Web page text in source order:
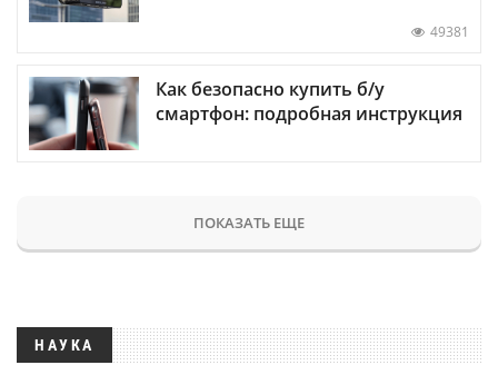
49381
Как безопасно купить б/у
смартфон: подробная инструкция
ПОКАЗАТЬ ЕЩЕ
НАУКА